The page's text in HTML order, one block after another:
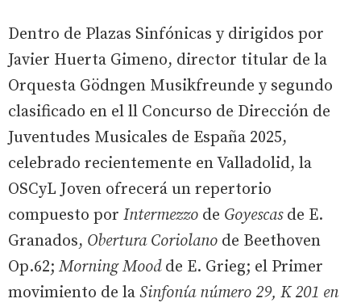
Dentro de Plazas Sinfónicas y dirigidos por
Javier Huerta Gimeno, director titular de la
Orquesta Gödngen Musikfreunde y segundo
clasificado en el ll Concurso de Dirección de
Juventudes Musicales de España 2025,
celebrado recientemente en Valladolid, la
OSCyL Joven ofrecerá un repertorio
compuesto por Intermezzo de Goyescasde E.
Granados, Obertura Coriolano de Beethoven
Op.62; Morning Moodde E. Grieg; el Primer
movimiento de la Sinfonía número 29, K 201 en